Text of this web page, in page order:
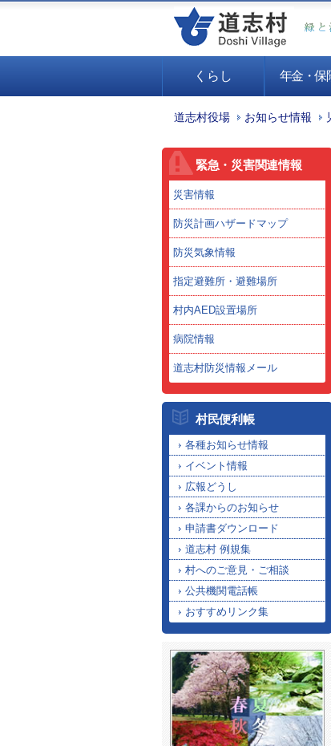
くらし 年金・保
道志村役場 お知らせ情報
緊急・災害関連情報
災害情報
防災計画ハザードマップ
防災気象情報
指定避難所・避難場所
村内AED設置場所
病院情報
道志村防災情報メール
村民便利帳
各種お知らせ情報
イベント情報
広報どうし
各課からのお知らせ
申請書ダウンロード
道志村 例規集
村へのご意見・ご相談
公共機関電話帳
おすすめリンク集